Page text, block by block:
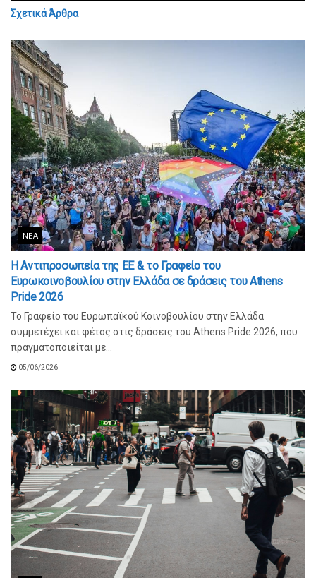
ΣχετικάΆρθρα
ΝΈΑ
Η Αντιπροσωπεία της ΕΕ & το Γραφείο του
Ευρωκοινοβουλίου στην Ελλάδα σε δράσεις του Athens
Pride 2026
Το Γραφείο του Ευρωπαϊκού Κοινοβουλίου στην Ελλάδα
συμμετέχει και φέτος στις δράσεις του Athens Pride 2026, που
πραγματοποιείται με...
05/06/2026